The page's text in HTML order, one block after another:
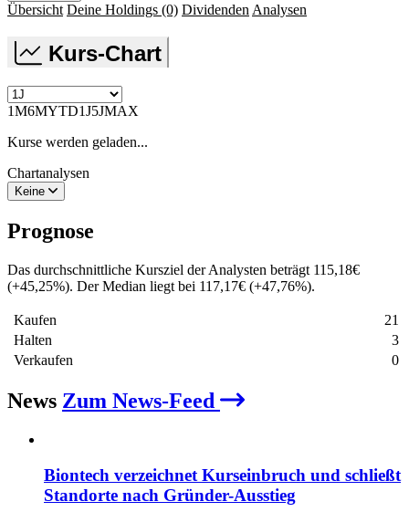
Übersicht Deine Holdings (0) Dividenden Analysen
Kurs-Chart
1M6MYTD1J5JMAX
Kurse werden geladen...
Chartanalysen
Keine
Prognose
Das durchschnittliche Kursziel der Analysten beträgt 115,18€
(+45,25%). Der Median liegt bei 117,17€ (+47,76%).
Kaufen
21
Halten
3
Verkaufen
0
News Zum News-Feed
Biontech verzeichnet Kurseinbruch und schließt
Standorte nach Gründer-Ausstieg